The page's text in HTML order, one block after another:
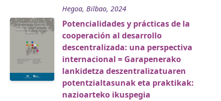
Hegoa, Bilbao, 2024
Potencialidades y prácticas de la
cooperación al desarrollo
descentralizada: una perspectiva
internacional = Garapenerako
lankidetza deszentralizatuaren
potentzialtasunak eta praktikak:
nazioarteko ikuspegia